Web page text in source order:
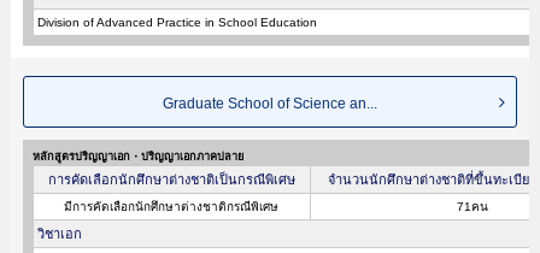
Division of Advanced Practice in School Education
Graduate School of Science an...
หลักสูตรปริญญาเอก・ปริญญาเอกภาคปลาย
การคัดเลือกนักศึกษาต่างชาติเป็นกรณีพิเศษ จำนวนนักศึกษาต่างชาติที่ขึ้นทะเบียน
มีการคัดเลือกนักศึกษาต่างชาติกรณีพิเศษ 71คน
วิชาเอก